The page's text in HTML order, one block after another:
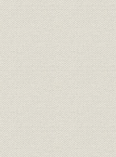
株式
株式
株式
財務・業績;株式